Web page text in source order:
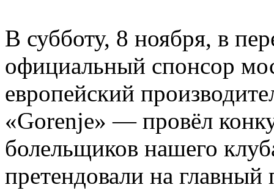
В субботу, 8 ноября, в
официальный спонсор
европейский
«Gorenje» — провёл
болельщиков нашего
претендовали на